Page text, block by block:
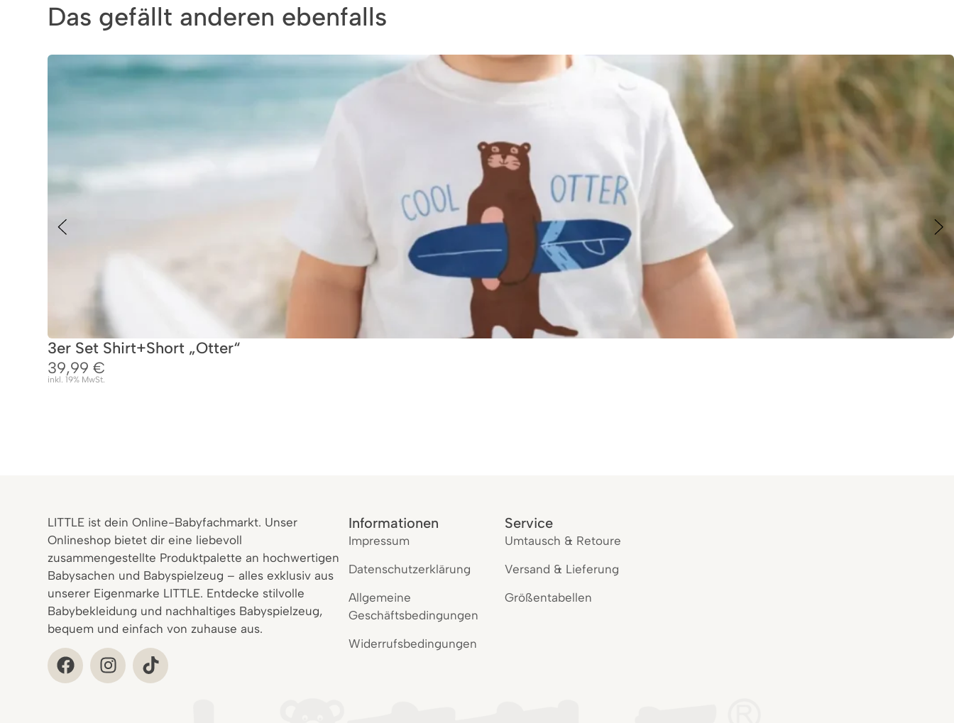
Das gefällt anderen ebenfalls
3er Set Shirt+Short „Otter“
39,99€
inkl. 19% MwSt.
LITTLE ist dein Online-Babyfachmarkt. Unser
Onlineshop bietet dir eine liebevoll
zusammengestellte Produktpalette an hochwertigen
Babysachen und Babyspielzeug – alles exklusiv aus
unserer Eigenmarke LITTLE. Entdecke stilvolle
Babybekleidung und nachhaltiges Babyspielzeug,
bequem und einfach von zuhause aus.
Informationen
Impressum
Datenschutzerklärung
Allgemeine
Geschäftsbedingungen
Widerrufsbedingungen
Service
Umtausch & Retoure
Versand & Lieferung
Größentabellen